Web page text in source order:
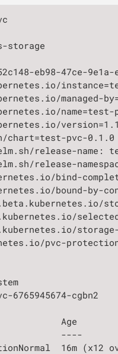
storage
eb98-47ce-9e1a-
managed-
name=test-
chart=test-pvc-0.1.0
release-name:
release-
bind-
bound-by-
pvc-
cgbn2
Age
----
16m (x12